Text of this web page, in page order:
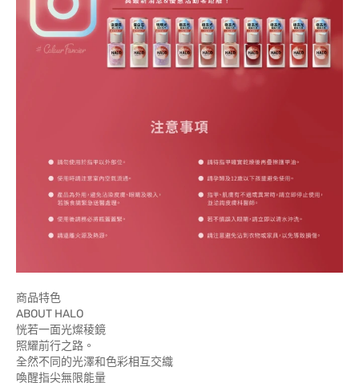
商品特色
ABOUT HALO
恍若一面光燦稜鏡
照耀前行之路。
全然不同的光澤和色彩相互交織
喚醒指尖無限能量